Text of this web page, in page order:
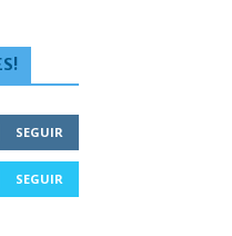
SEGUIR
SEGUIR